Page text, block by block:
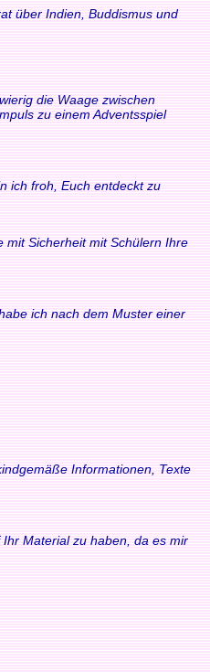
über Indien, Buddismus und
die Waage zwischen
zu einem Adventsspiel
ich froh, Euch entdeckt zu
mit Sicherheit mit Schülern Ihre
ich nach dem Muster einer
Informationen, Texte
Material zu haben, da es mir